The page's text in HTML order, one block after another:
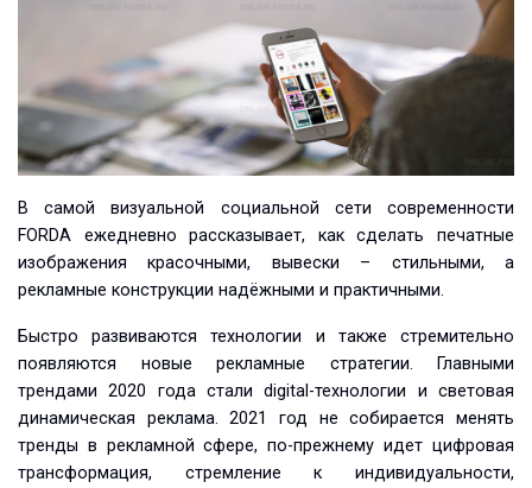
В самой визуальной социальной сети современности
FORDA ежедневно рассказывает, как сделать печатные
изображения красочными, вывески – стильными, а
рекламные конструкции надёжными и практичными.
Быстро развиваются технологии и также стремительно
появляются новые рекламные стратегии. Главными
трендами 2020 года стали digital-технологии и световая
динамическая реклама. 2021 год не собирается менять
тренды в рекламной сфере, по-прежнему идет цифровая
трансформация, стремление к индивидуальности,